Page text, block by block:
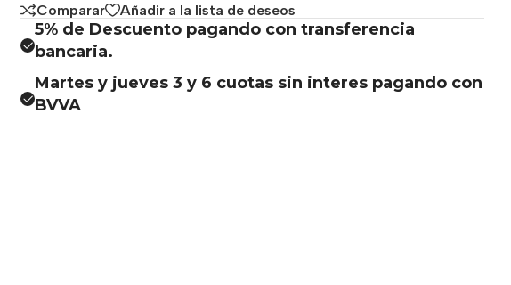
Comparar Añadir a la lista de deseos
5% de Descuento pagando con transferencia
bancaria.
Martes y jueves 3 y 6 cuotas sin interes pagando con
BVVA